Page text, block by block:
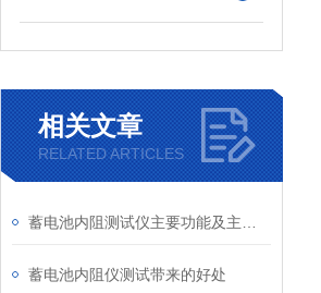
相关文章
RELATED ARTICLES
蓄电池内阻仪测试带来的好处